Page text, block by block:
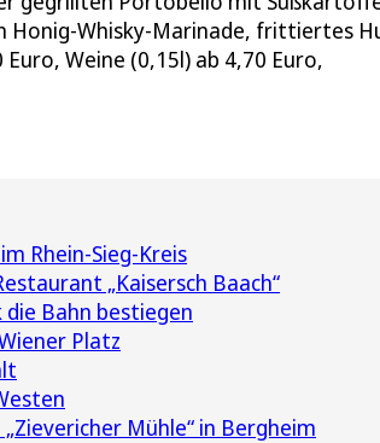
Honig-Whisky-Marinade, frittiertes
Weine (0,15l) ab 4,70 Euro,
Rhein-Sieg-Kreis
„Kaisersch Baach“
Bahn bestiegen
Platz
Mühle“ in Bergheim